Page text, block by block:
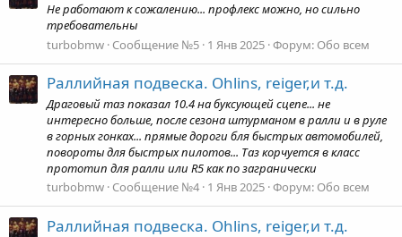
Не работают к сожалению... профлекс можно, но сильно
требовательны
turbobmw Сообщение №5 1 Янв 2025 Форум: Обо всем
Раллийная подвеска. Ohlins, reiger,и т.д.
Драговый таз показал 10.4 на буксующей сцепе... не
интересно больше, после сезона штурманом в ралли и в руле
в горных гонках... прямые дороги бля быстрых автомобилей,
повороты для быстрых пилотов... Таз корчуется в класс
прототип для ралли или R5 как по загранически
turbobmw Сообщение №4 1 Янв 2025 Форум: Обо всем
Раллийная подвеска. Ohlins, reiger,и т.д.